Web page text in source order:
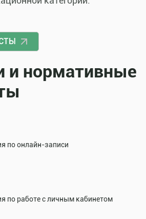
и нормативные
по онлайн-записи
по работе с личным кабинетом